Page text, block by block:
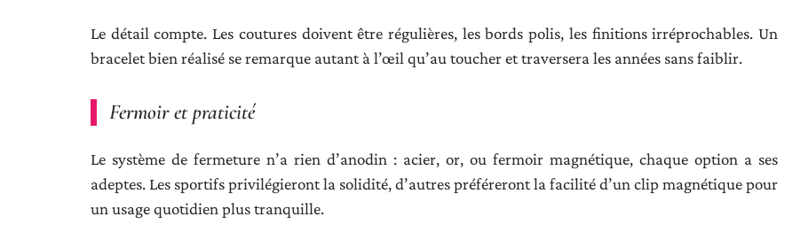
Le détail compte. Les coutures doivent être régulières, les bords polis, les finitions irréprochables. Un
bracelet bien réalisé se remarque autant à l’œil qu’au toucher et traversera les années sans faiblir.
Fermoir et praticité
Le système de fermeture n’a rien d’anodin : acier, or, ou fermoir magnétique, chaque option a ses
adeptes. Les sportifs privilégieront la solidité, d’autres préféreront la facilité d’un clip magnétique pour
un usage quotidien plus tranquille.